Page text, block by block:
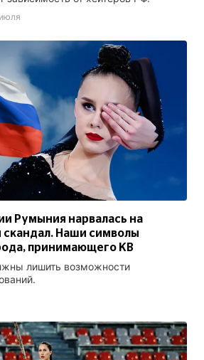
Румыния нарвалась на
Наши символы
принимающего КВ
лишить возможности